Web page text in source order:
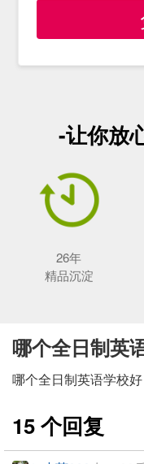
-让你放
26年
精品沉淀
哪个全日制英
哪个全日制英语学校好
15 个回复